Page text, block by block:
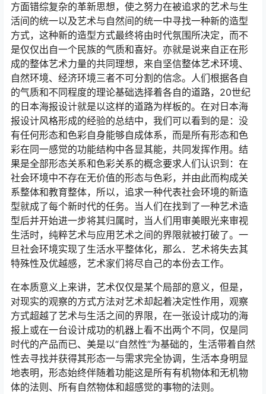
方面错综复杂的革新思想，使之努力在被追求的艺术与生
活间的统一以及艺术与自然间的统一中寻找一种新的造型
方式，这种新的造型方式最终将由时代氛围所决定，而不
是仅仅出自一个民族的气质和喜好。亦就是说来自正在形
成的整体艺术力量的共同理想，来自坚信整体艺术环境、
自然环境、经济环境三者不可分割的信念。人们根据各自
的气质和不同程度的理论基础选择着各自的道路，20世纪
的日本海报设计就是以这样的道路为样板的。在对日本海
报设计风格形成的经验的总结中，我们可以看到的是：没
有任何形态和色彩自身能够自成体系，而是所有形态和色
彩在同一感觉的功能结构中各显其能，共同发挥作用。结
果是全部形态关系和色彩关系的概念要求人们认识到：在
社会环境中不存在无价值的形态与色彩，并由此而构成关
系整体和教育整体，所以，追求一种代表社会环境的新造
型就成了每个新时代的任务。当人们在找到了一种艺术造
型后并开始进一步将其归属时，当人们用审美眼光来审视
生活时，纯粹艺术与应用艺术之间的界限就被打破了。一
旦社会环境实现了生活水平整体化，那么．艺术将失去其
特殊性及优越感，艺术家们将尽自己的本份去工作。
在本质意义上来讲，艺术仅仅是某个局部的意义，但是，
对现实的观察的方式方法对艺术却起着决定性作用，观察
方式超越了艺术与生活之间的界限，在一张设计成功的海
报上或在一台设计成功的机器上看不出两个不同，仅是同
时代的产品而已、美是以“自然性”为基础的，生活带着自然
性去寻找并获得其形态一与需求完全协调，生活本身明显
地表明，形态始终伴随着功能这是所有有机物体和无机物
体的法则、所有自然物体和超感觉的事物的法则。